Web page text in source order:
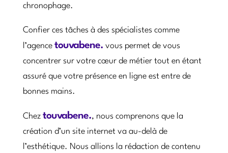
chronophage.
Confier ces tâches à des spécialistes comme
l’agence touvabene. vous permet de vous
concentrer sur votre cœur de métier tout en étant
assuré que votre présence en ligne est entre de
bonnes mains.
Chez touvabene., nous comprenons que la
création d’un site internet va au-delà de
l’esthétique. Nous allions la rédaction de contenu